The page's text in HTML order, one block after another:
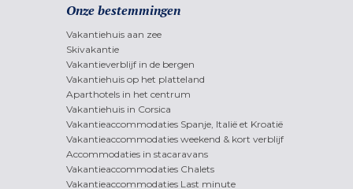
Onze bestemmingen
Vakantiehuis aan zee
Skivakantie
Vakantieverblijf in de bergen
Vakantiehuis op het platteland
Aparthotels in het centrum
Vakantiehuis in Corsica
Vakantieaccommodaties Spanje, Italië et Kroatië
Vakantieaccommodaties weekend & kort verblijf
Accommodaties in stacaravans
Vakantieaccommodaties Chalets
Vakantieaccommodaties Last minute